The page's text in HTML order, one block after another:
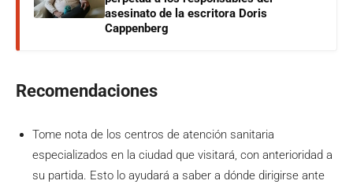
asesinato de la escritora Doris
Cappenberg
Recomendaciones
Tome nota de los centros de atención sanitaria
especializados en la ciudad que visitará, con anterioridad a
su partida. Esto lo ayudará a saber a dónde dirigirse ante